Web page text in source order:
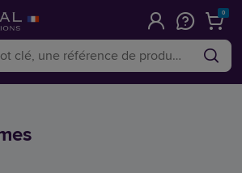
0